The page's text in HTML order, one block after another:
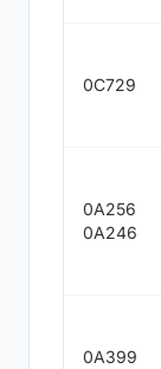
0C729
0A256
0A246
0A399